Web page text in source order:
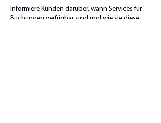
Informiere Kunden darüber, wann Services für
Buchungen verfügbar sind und wie sie diese